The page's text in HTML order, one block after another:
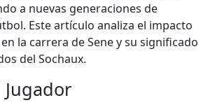
a nuevas generaciones de
Este artículo analiza el impacto
la carrera de Sene y su significado
del Sochaux.
Jugador